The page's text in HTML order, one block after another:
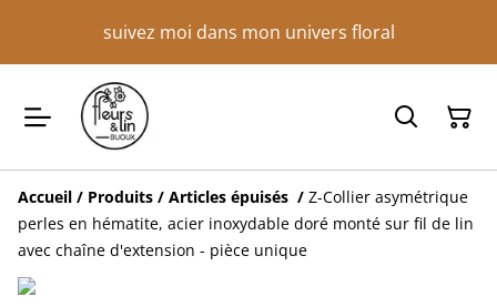
suivez moi dans mon univers floral
Accueil / Produits / Articles épuisés / Z-Collier asymétrique
perles en hématite, acier inoxydable doré monté sur fil de lin
avec chaîne d'extension - pièce unique